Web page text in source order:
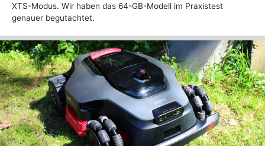
XTS-Modus. Wir haben das 64-GB-Modell im Praxistest
genauer begutachtet.